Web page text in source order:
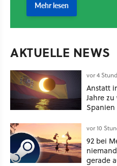
AKTUELLE NEWS
vor 4
Anstatt
Jahre
vor 10
92 bei
gerade